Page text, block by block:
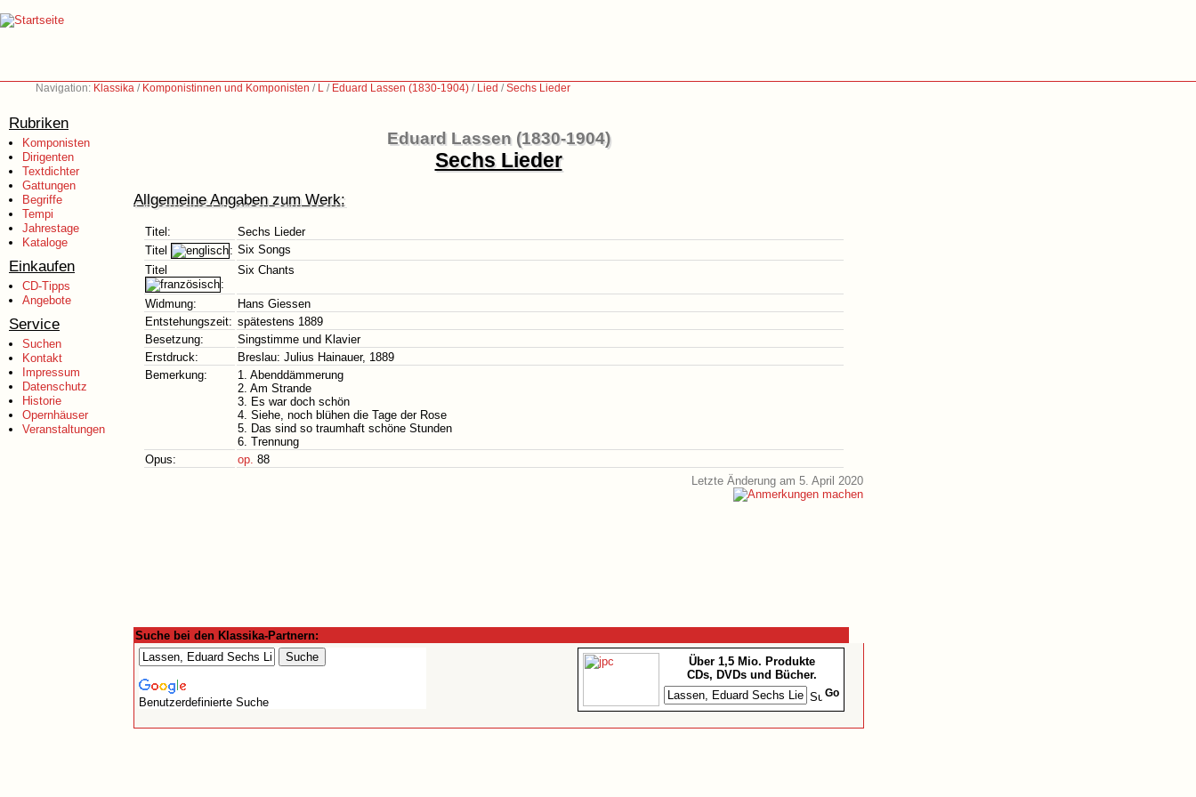
Navigation: Klassika / Komponistinnen und Komponisten / L / Eduard Lassen (1830-1904) / Lied /Sechs Lieder
Rubriken
Komponisten
Dirigenten
Textdichter
Gattungen
Begriffe
Tempi
Jahrestage
Kataloge
Einkaufen
CD-Tipps
Angebote
Service
Suchen
Kontakt
Impressum
Datenschutz
Historie
Opernhäuser
Veranstaltungen
Eduard Lassen (1830-1904)
Sechs Lieder
Allgemeine Angaben zum Werk:
Titel:
Sechs Lieder
Titel
: Six Songs
Titel
:
Six Chants
Widmung:
Hans Giessen
Entstehungszeit: spätestens 1889
Besetzung:
Singstimme und Klavier
Erstdruck:
Breslau: Julius Hainauer, 1889
Bemerkung:
1. Abenddämmerung
2. Am Strande
3. Es war doch schön
4. Siehe, noch blühen die Tage der Rose
5. Das sind so traumhaft schöne Stunden
6. Trennung
Opus:
op. 88
Letzte Änderung am 5. April 2020
Suche bei den Klassika-Partnern:
Benutzerdefinierte Suche
Über 1,5 Mio. Produkte
CDs, DVDs und Bücher.
Go